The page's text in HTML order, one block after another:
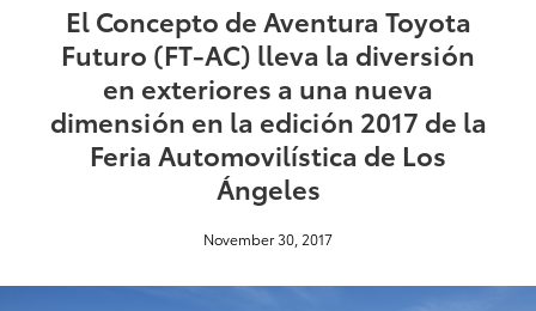
El Concepto de Aventura Toyota
Futuro (FT-AC) lleva la diversión
en exteriores a una nueva
dimensión en la edición 2017 de la
Feria Automovilística de Los
Ángeles
November 30, 2017